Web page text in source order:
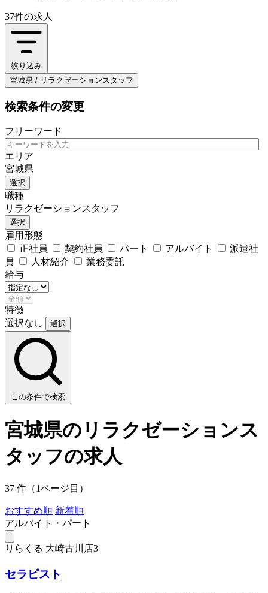
37件の求人
絞り込み
宮城県 / リラクゼーションスタッフ
検索条件の変更
フリーワード
エリア
宮城県
選択
職種
リラクゼーションスタッフ
選択
雇用形態
正社員
契約社員 パート アルバイト
派遣社
員
人材紹介
業務委託
給与
特徴
選択なし
選択
この条件で検索
宮城県のリラクゼーションス
タッフの求人
37 件（1ページ目）
おすすめ順 新着順
アルバイト・パート
りらくる 大崎古川店3
セラピスト